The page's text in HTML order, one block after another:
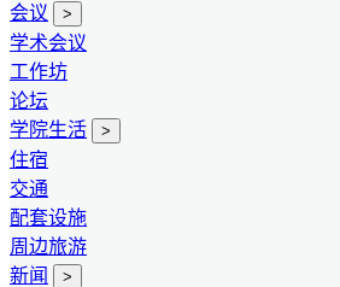
会议
>
学术会议
工作坊
论坛
学院生活
>
住宿
交通
配套设施
周边旅游
新闻
>